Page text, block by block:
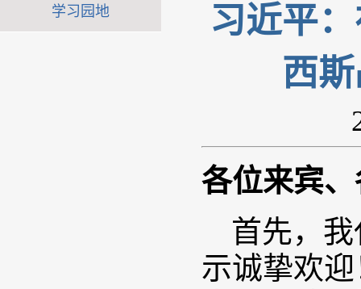
学习园地
习近平
西
各位来宾
首先，
示诚挚欢